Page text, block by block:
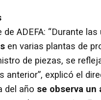
ADEFA: “Durante
en varias plantas de
de piezas, se
anterior”, explicó el
del año se observa un